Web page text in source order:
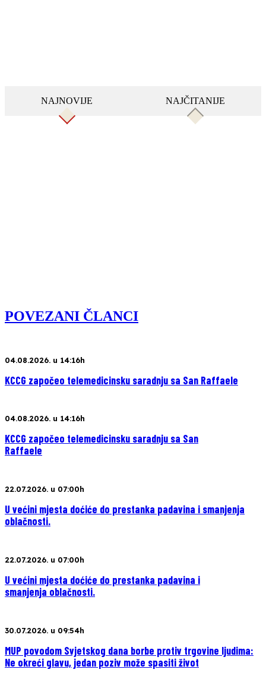
NAJNOVIJE NAJČITANIJE
POVEZANI ČLANCI
04.08.2026. u 14:16h
KCCG započeo telemedicinsku saradnju sa San Raffaele
04.08.2026. u 14:16h
KCCG započeo telemedicinsku saradnju sa San
Raffaele
22.07.2026. u 07:00h
U većini mjesta doćiće do prestanka padavina i smanjenja
oblačnosti.
22.07.2026. u 07:00h
U većini mjesta doćiće do prestanka padavina i
smanjenja oblačnosti.
30.07.2026. u 09:54h
MUP povodom Svjetskog dana borbe protiv trgovine ljudima:
Ne okreći glavu, jedan poziv može spasiti život